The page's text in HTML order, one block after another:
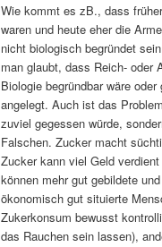
Wie kommt es zB., dass
waren und heute eher die
nicht biologisch begründet
man glaubt, dass Reich- oder
Biologie begründbar wäre
angelegt. Auch ist das
zuviel gegessen würde,
Falschen. Zucker macht
Zucker kann viel Geld verdient
können mehr gut gebildete
ökonomisch gut situierte
Zukerkonsum bewusst
das Rauchen sein lassen),